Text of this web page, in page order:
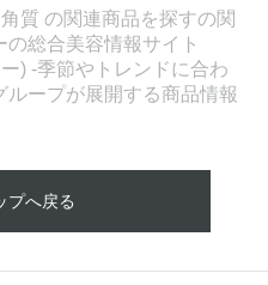
質 の関連商品を探すの関
総合美容情報サイト
) -季節やトレンドに合わ
ープが展開する商品情報
プへ戻る